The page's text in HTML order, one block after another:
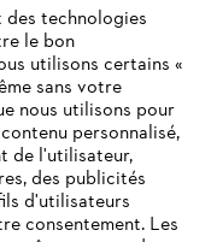
technologies
le bon
utilisons certains «
sans votre
nous utilisons pour
personnalisé,
de l'utilisateur,
des publicités
d'utilisateurs
consentement. Les